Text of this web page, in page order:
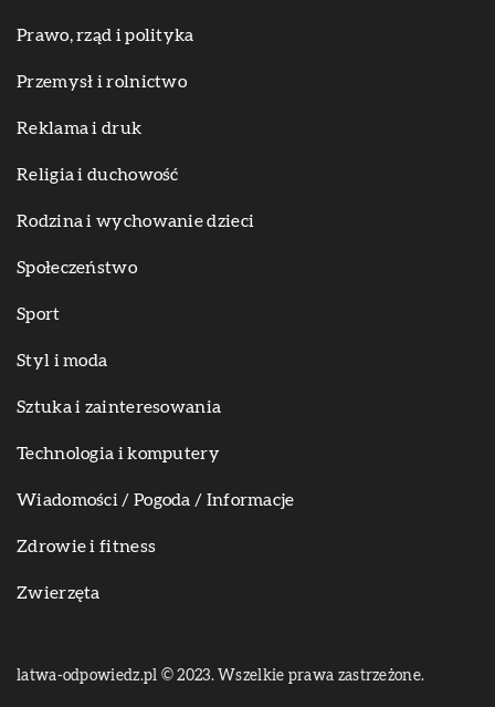
Prawo, rząd i polityka
Przemysł i rolnictwo
Reklama i druk
Religia i duchowość
Rodzina i wychowanie dzieci
Społeczeństwo
Sport
Styl i moda
Sztuka i zainteresowania
Technologia i komputery
Wiadomości / Pogoda / Informacje
Zdrowie i fitness
Zwierzęta
latwa-odpowiedz.pl © 2023. Wszelkie prawa zastrzeżone.